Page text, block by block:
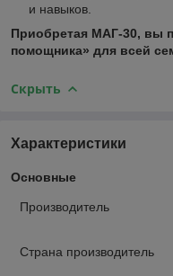
и навыков.
Приобретая МАГ-30, вы
помощника» для всей
Скрыть
Характеристики
Основные
Производитель
Страна производитель